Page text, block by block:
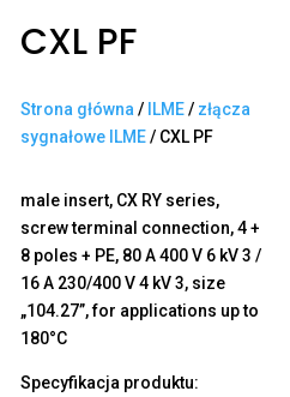
CXL PF
Strona główna / ILME/ złącza
sygnałowe ILME/ CXL PF
male insert, CX RY series,
screw terminal connection, 4 +
8 poles + PE, 80 A 400 V 6 kV 3 /
16 A 230/400 V 4 kV 3, size
„104.27”, for applications up to
180°C
Specyfikacja produktu: